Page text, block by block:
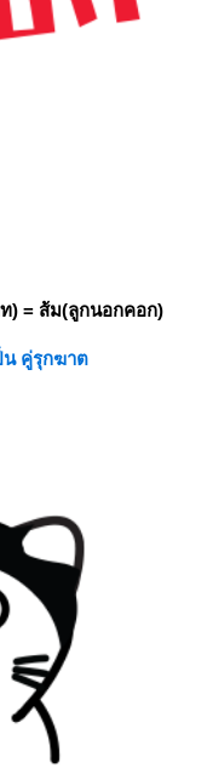
) = ส้ม(ลูกนอกคอก)
น คู่รุกฆาต